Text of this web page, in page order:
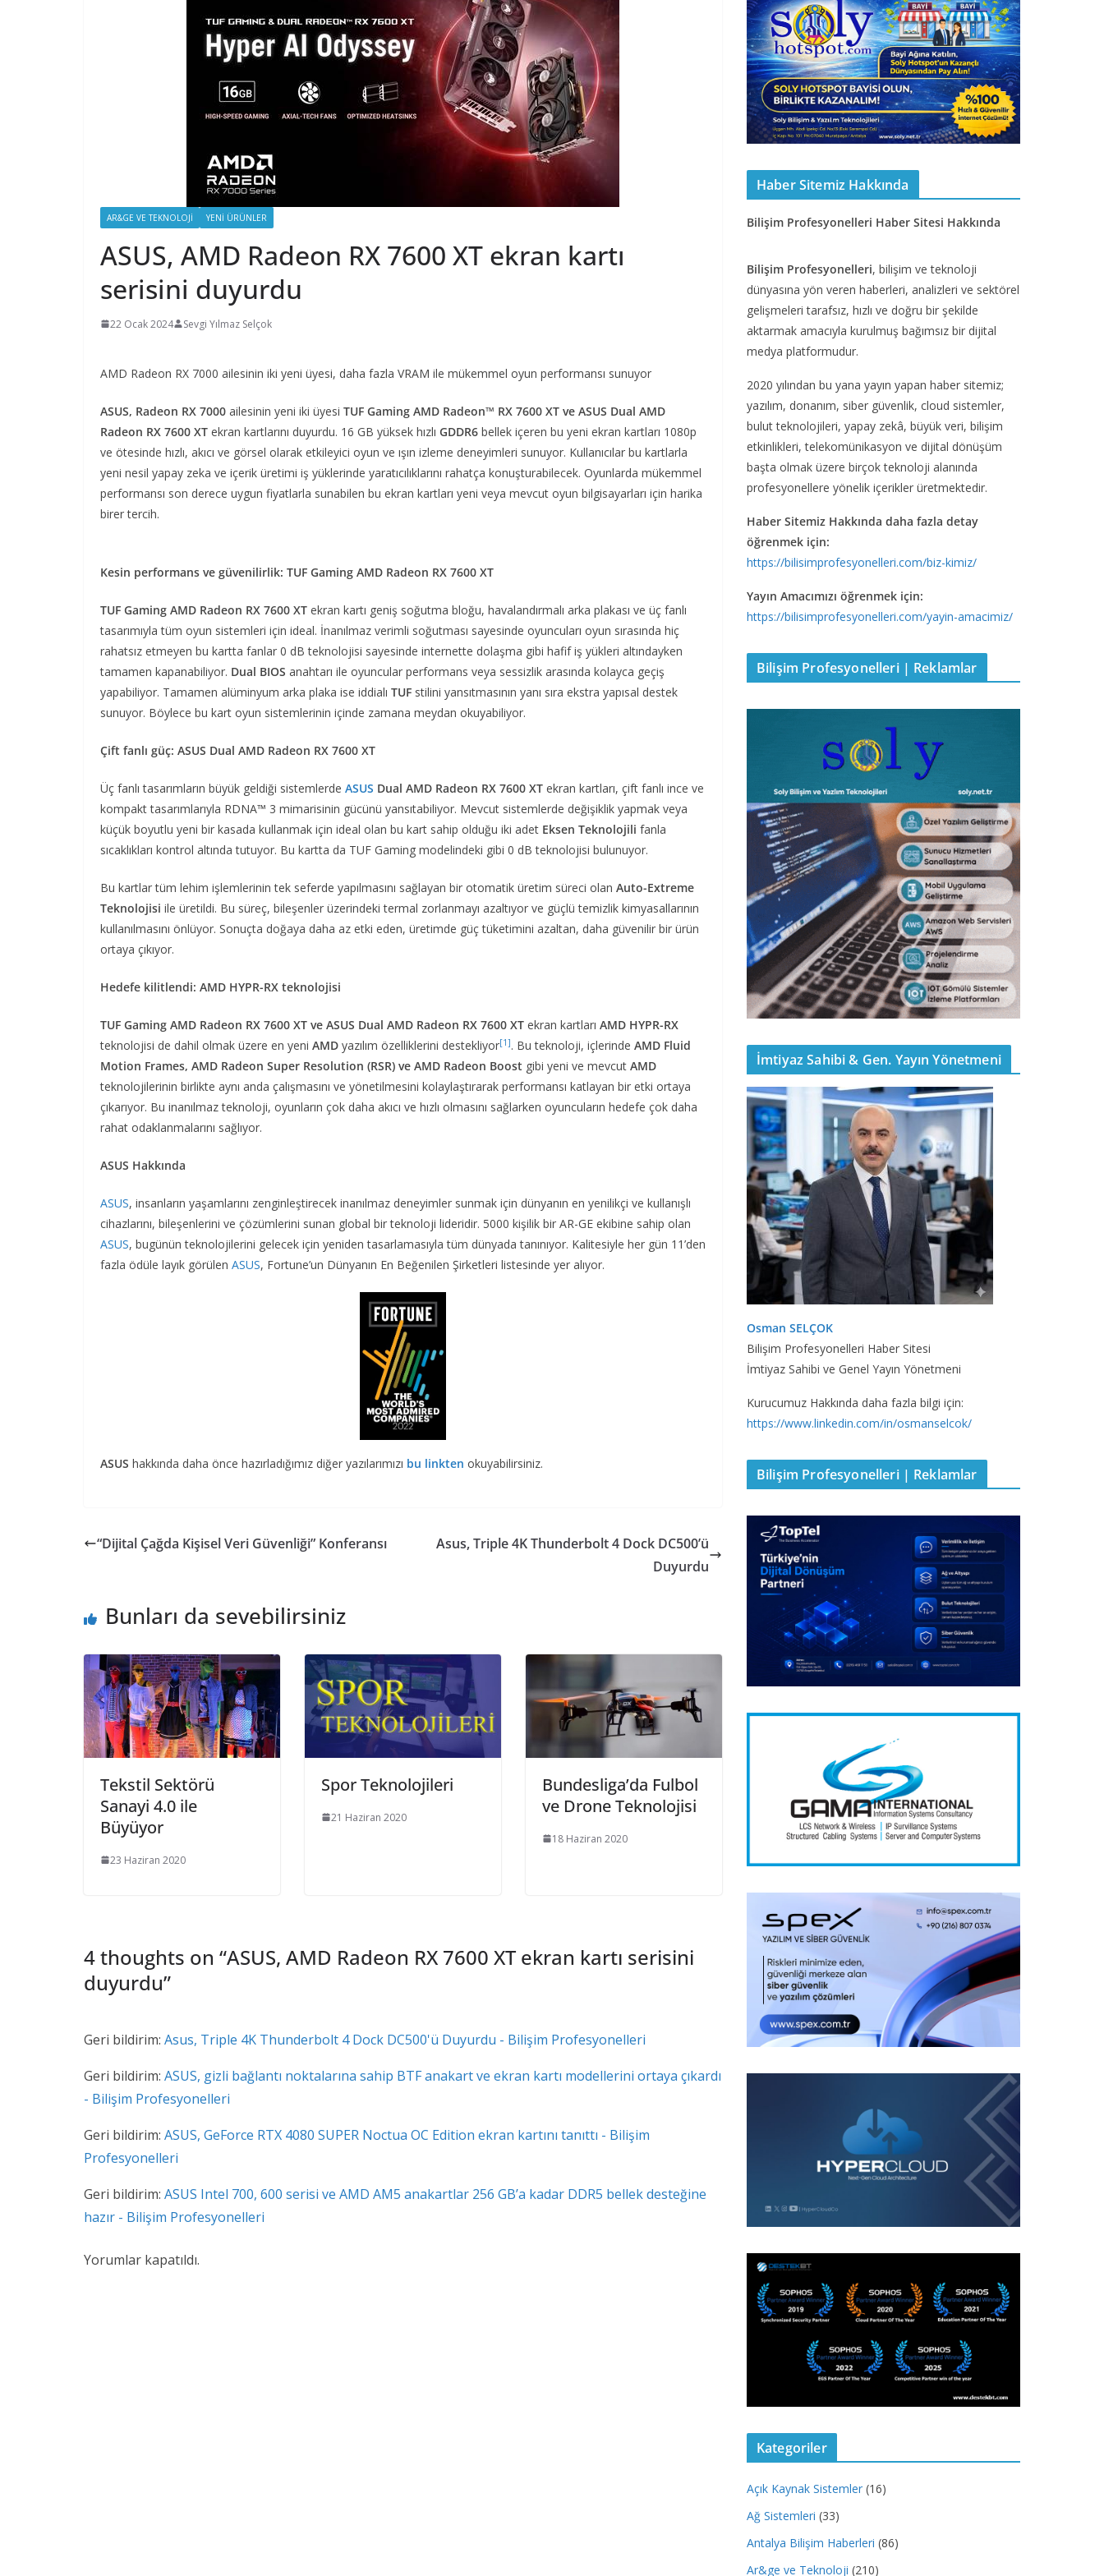
AR&GE VE TEKNOLOJI YENI ÜRÜNLER
ASUS, AMD Radeon RX 7600 XT ekran kartı
serisini duyurdu
22 Ocak 2024 Sevgi Yılmaz Selçok
AMD Radeon RX 7000 ailesinin iki yeni üyesi, daha fazla VRAM ile mükemmel oyun performansı sunuyor
ASUS, Radeon RX 7000 ailesinin yeni iki üyesi TUF Gaming AMD Radeon™ RX 7600 XT ve ASUS Dual AMD
Radeon RX 7600 XT ekran kartlarını duyurdu. 16 GB yüksek hızlı GDDR6 bellek içeren bu yeni ekran kartları 1080p
ve ötesinde hızlı, akıcı ve görsel olarak etkileyici oyun ve ışın izleme deneyimleri sunuyor. Kullanıcılar bu kartlarla
yeni nesil yapay zeka ve içerik üretimi iş yüklerinde yaratıcılıklarını rahatça konuşturabilecek. Oyunlarda mükemmel
performansı son derece uygun fiyatlarla sunabilen bu ekran kartları yeni veya mevcut oyun bilgisayarları için harika
birer tercih.
Kesin performans ve güvenilirlik: TUF Gaming AMD Radeon RX 7600 XT
TUF Gaming AMD Radeon RX 7600 XT ekran kartı geniş soğutma bloğu, havalandırmalı arka plakası ve üç fanlı
tasarımıyla tüm oyun sistemleri için ideal. İnanılmaz verimli soğutması sayesinde oyuncuları oyun sırasında hiç
rahatsız etmeyen bu kartta fanlar 0 dB teknolojisi sayesinde internette dolaşma gibi hafif iş yükleri altındayken
tamamen kapanabiliyor. Dual BIOS anahtarı ile oyuncular performans veya sessizlik arasında kolayca geçiş
yapabiliyor. Tamamen alüminyum arka plaka ise iddialı TUF stilini yansıtmasının yanı sıra ekstra yapısal destek
sunuyor. Böylece bu kart oyun sistemlerinin içinde zamana meydan okuyabiliyor.
Çift fanlı güç: ASUS Dual AMD Radeon RX 7600 XT
Üç fanlı tasarımların büyük geldiği sistemlerde ASUS Dual AMD Radeon RX 7600 XT ekran kartları, çift fanlı ince ve
kompakt tasarımlarıyla RDNA™ 3 mimarisinin gücünü yansıtabiliyor. Mevcut sistemlerde değişiklik yapmak veya
küçük boyutlu yeni bir kasada kullanmak için ideal olan bu kart sahip olduğu iki adet Eksen Teknolojili fanla
sıcaklıkları kontrol altında tutuyor. Bu kartta da TUF Gaming modelindeki gibi 0 dB teknolojisi bulunuyor.
Bu kartlar tüm lehim işlemlerinin tek seferde yapılmasını sağlayan bir otomatik üretim süreci olan Auto-Extreme
Teknolojisi ile üretildi. Bu süreç, bileşenler üzerindeki termal zorlanmayı azaltıyor ve güçlü temizlik kimyasallarının
kullanılmasını önlüyor. Sonuçta doğaya daha az etki eden, üretimde güç tüketimini azaltan, daha güvenilir bir ürün
ortaya çıkıyor.
Hedefe kilitlendi: AMD HYPR-RX teknolojisi
TUF Gaming AMD Radeon RX 7600 XT ve ASUS Dual AMD Radeon RX 7600 XT ekran kartları AMD HYPR-RX
teknolojisi de dahil olmak üzere en yeni AMD yazılım özelliklerini destekliyor[1]. Bu teknoloji, içlerinde AMD Fluid
Motion Frames, AMD Radeon Super Resolution (RSR) ve AMD Radeon Boost gibi yeni ve mevcut AMD
teknolojilerinin birlikte aynı anda çalışmasını ve yönetilmesini kolaylaştırarak performansı katlayan bir etki ortaya
çıkarıyor. Bu inanılmaz teknoloji, oyunların çok daha akıcı ve hızlı olmasını sağlarken oyuncuların hedefe çok daha
rahat odaklanmalarını sağlıyor.
ASUS Hakkında
ASUS, insanların yaşamlarını zenginleştirecek inanılmaz deneyimler sunmak için dünyanın en yenilikçi ve kullanışlı
cihazlarını, bileşenlerini ve çözümlerini sunan global bir teknoloji lideridir. 5000 kişilik bir AR-GE ekibine sahip olan
ASUS, bugünün teknolojilerini gelecek için yeniden tasarlamasıyla tüm dünyada tanınıyor. Kalitesiyle her gün 11’den
fazla ödüle layık görülen ASUS, Fortune’un Dünyanın En Beğenilen Şirketleri listesinde yer alıyor.
ASUS hakkında daha önce hazırladığımız diğer yazılarımızı bu linkten okuyabilirsiniz.
“Dijital Çağda Kişisel Veri Güvenliği” Konferansı
Asus, Triple 4K Thunderbolt 4 Dock DC500’ü
Duyurdu
Bunları da sevebilirsiniz
Tekstil Sektörü
Sanayi 4.0 ile
Büyüyor
23 Haziran 2020
Spor Teknolojileri
21 Haziran 2020
Bundesliga’da Fulbol
ve Drone Teknolojisi
18 Haziran 2020
4 thoughts on “ASUS, AMD Radeon RX 7600 XT ekran kartı serisini
duyurdu”
Geri bildirim: Asus, Triple 4K Thunderbolt 4 Dock DC500'ü Duyurdu - Bilişim Profesyonelleri
Geri bildirim: ASUS, gizli bağlantı noktalarına sahip BTF anakart ve ekran kartı modellerini ortaya çıkardı
- Bilişim Profesyonelleri
Geri bildirim: ASUS, GeForce RTX 4080 SUPER Noctua OC Edition ekran kartını tanıttı - Bilişim
Profesyonelleri
Geri bildirim: ASUS Intel 700, 600 serisi ve AMD AM5 anakartlar 256 GB’a kadar DDR5 bellek desteğine
hazır - Bilişim Profesyonelleri
Yorumlar kapatıldı.
Haber Sitemiz Hakkında
Bilişim Profesyonelleri Haber Sitesi Hakkında
Bilişim Profesyonelleri, bilişim ve teknoloji
dünyasına yön veren haberleri, analizleri ve sektörel
gelişmeleri tarafsız, hızlı ve doğru bir şekilde
aktarmak amacıyla kurulmuş bağımsız bir dijital
medya platformudur.
2020 yılından bu yana yayın yapan haber sitemiz;
yazılım, donanım, siber güvenlik, cloud sistemler,
bulut teknolojileri, yapay zekâ, büyük veri, bilişim
etkinlikleri, telekomünikasyon ve dijital dönüşüm
başta olmak üzere birçok teknoloji alanında
profesyonellere yönelik içerikler üretmektedir.
Haber Sitemiz Hakkında daha fazla detay
öğrenmek için:
https://bilisimprofesyonelleri.com/biz-kimiz/
Yayın Amacımızı öğrenmek için:
https://bilisimprofesyonelleri.com/yayin-amacimiz/
Bilişim Profesyonelleri | Reklamlar
İmtiyaz Sahibi & Gen. Yayın Yönetmeni
Osman SELÇOK
Bilişim Profesyonelleri Haber Sitesi
İmtiyaz Sahibi ve Genel Yayın Yönetmeni
Kurucumuz Hakkında daha fazla bilgi için:
https://www.linkedin.com/in/osmanselcok/
Bilişim Profesyonelleri | Reklamlar
Kategoriler
Açık Kaynak Sistemler (16)
Ağ Sistemleri (33)
Antalya Bilişim Haberleri (86)
Ar&ge ve Teknoloji (210)